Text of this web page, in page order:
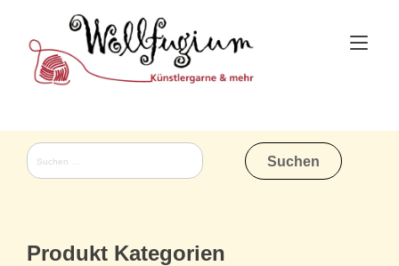
content
Suchen
nach:
Produkt Kategorien